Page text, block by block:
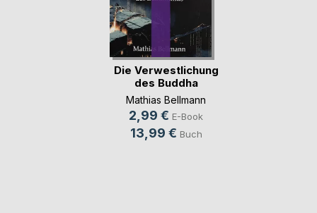
Die Verwestlichung
des Buddha
Mathias Bellmann
2,99 € E-Book
13,99 € Buch